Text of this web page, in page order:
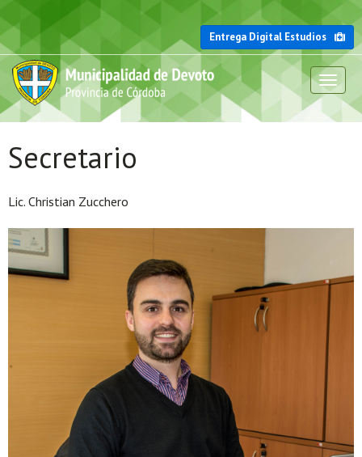
Entrega Digital Estudios
Secretario
Lic. Christian Zucchero